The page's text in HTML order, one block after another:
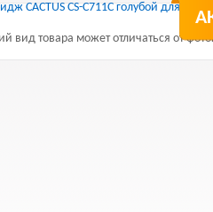
вид товара может отличаться от